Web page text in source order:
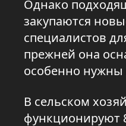
Однако
закупаются
специалистов
прежней она
особенно нужны
В сельском
функционируют